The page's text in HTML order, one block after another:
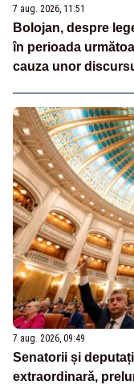
7 aug. 2026, 11:51
Bolojan, despre
în perioada
cauza unor
7 aug. 2026, 09:49
Senatorii și
extraordinară,